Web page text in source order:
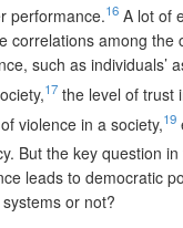
performance.16 A lot of
correlations among the
such as individuals’
17 the level of trust
violence in a society,19
But the key question
leads to democratic
or not?